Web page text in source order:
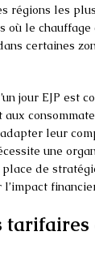
régions les
où le chauffage
certaines
jour EJP est
aux
leur
une
de
tarifaires